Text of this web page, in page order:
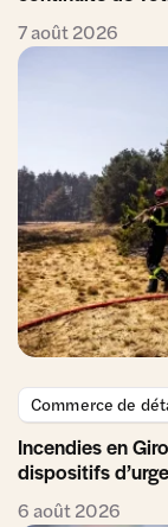
7 août 2026
Commerce de
Incendies en
dispositifs
6 août 2026